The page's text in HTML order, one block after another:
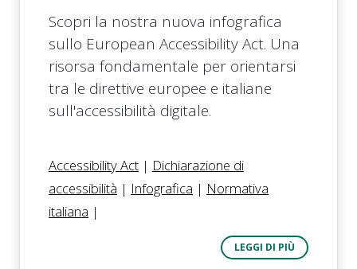
Scopri la nostra nuova infografica
sullo European Accessibility Act. Una
risorsa fondamentale per orientarsi
tra le direttive europee e italiane
sull'accessibilità digitale.
Accessibility Act | Dichiarazione di
accessibilità | Infografica | Normativa
italiana |
LEGGI DI PIÙ